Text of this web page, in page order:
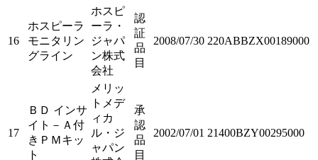
16
ホスピーラ
モニタリン
グライン
ホスピ
ーラ・
ジャパ
ン株式
会社
認
証
品
目
2008/07/30 220ABBZX00189000
17
ＢＤ インサ
イト－Ａ付
きＰＭキッ
ト
メリッ
トメデ
ィカ
ル・ジ
ャパン
承
認
品
目
2002/07/01 21400BZY00295000